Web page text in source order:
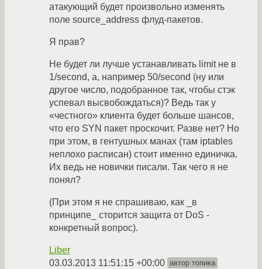
атакующий будет произвольно изменять
поле source_address флуд-пакетов.
Я прав?
Не будет ли лучше устанавливать limit не в
1/second, а, например 50/second (ну или
другое число, подобранное так, чтобы стэк
успевал высвобождаться)? Ведь так у
«честного» клиента будет больше шансов,
что его SYN пакет проскочит. Разве нет? Но
при этом, в гентушных манах (там iptables
неплохо расписан) стоит именно единичка.
Их ведь не новички писали. Так чего я не
понял?
(При этом я не спрашиваю, как _в
принципе_ сторится защита от DoS -
конкретный вопрос).
Liber
03.03.2013 11:51:15 +00:00 автор топика